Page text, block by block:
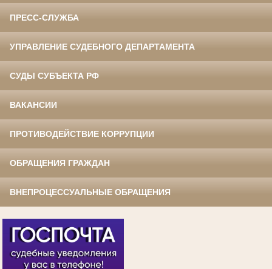
ПРЕСС-СЛУЖБА
УПРАВЛЕНИЕ СУДЕБНОГО ДЕПАРТАМЕНТА
СУДЫ СУБЪЕКТА РФ
ВАКАНСИИ
ПРОТИВОДЕЙСТВИЕ КОРРУПЦИИ
ОБРАЩЕНИЯ ГРАЖДАН
ВНЕПРОЦЕССУАЛЬНЫЕ ОБРАЩЕНИЯ